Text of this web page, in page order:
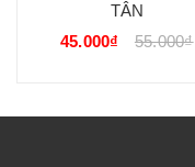
TÂN
45.000₫
55.000₫